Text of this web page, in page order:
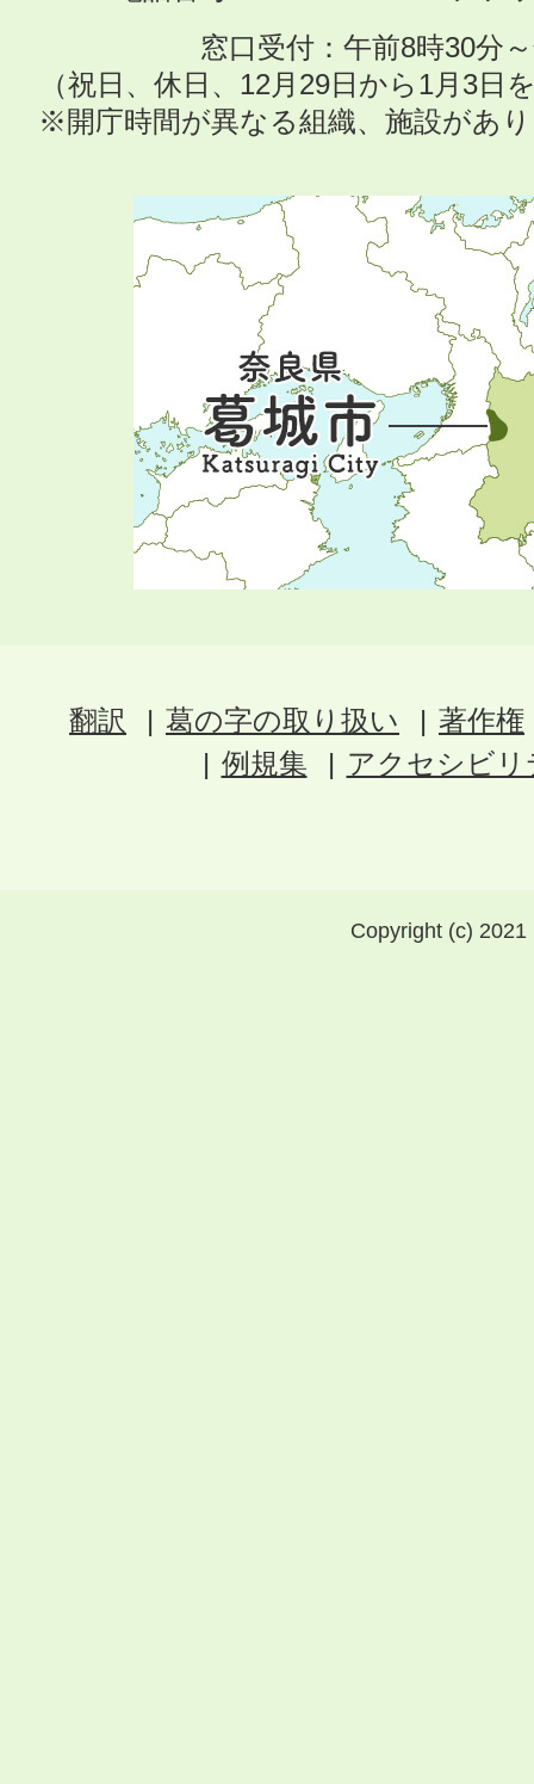
窓口受付：午前8時30分
（祝日、休日、12月29日から1月3日
※開庁時間が異なる組織、施設があ
翻訳 葛の字の取り扱い
著作権
例規集
アクセシビ
Copyright (c)